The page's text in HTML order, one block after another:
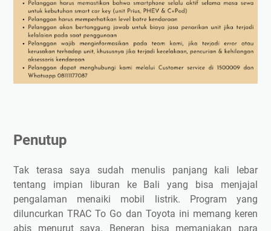
Penutup
Tak terasa saya sudah menulis panjang kali lebar
tentang impian liburan ke Bali yang bisa menjajal
pengalaman menaiki mobil listrik. Program yang
diluncurkan TRAC To Go dan Toyota ini memang keren
abis menurut saya. Beneran bisa memanjakan para